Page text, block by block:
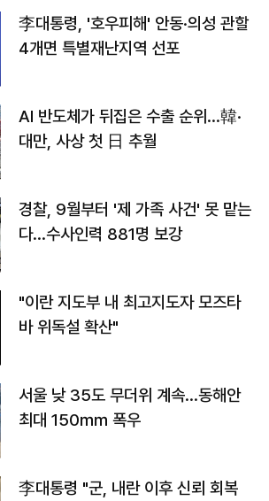
李대통령, '호우피해' 안동·의성 관할
4개면 특별재난지역 선포
AI 반도체가 뒤집은 수출 순위…韓·
대만, 사상 첫 日 추월
경찰, 9월부터 '제 가족 사건' 못 맡는
다…수사인력 881명 보강
"이란 지도부 내 최고지도자 모즈타
바 위독설 확산"
서울 낮 35도 무더위 계속…동해안
최대 150㎜ 폭우
李대통령 "군, 내란 이후 신뢰 회복